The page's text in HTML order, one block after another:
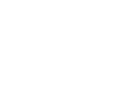
/ 03:52 PM